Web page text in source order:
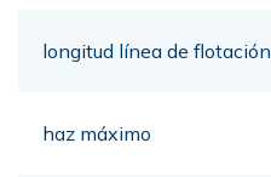
longitud línea de flotación
haz máximo